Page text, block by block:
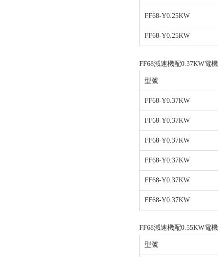
FF68-Y0.25KW
FF68-Y0.25KW
FF68減速機配0.37KW電
型號
FF68-Y0.37KW
FF68-Y0.37KW
FF68-Y0.37KW
FF68-Y0.37KW
FF68-Y0.37KW
FF68-Y0.37KW
FF68減速機配0.55KW電
型號